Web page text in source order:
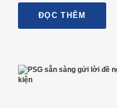
ĐỌC THÊM